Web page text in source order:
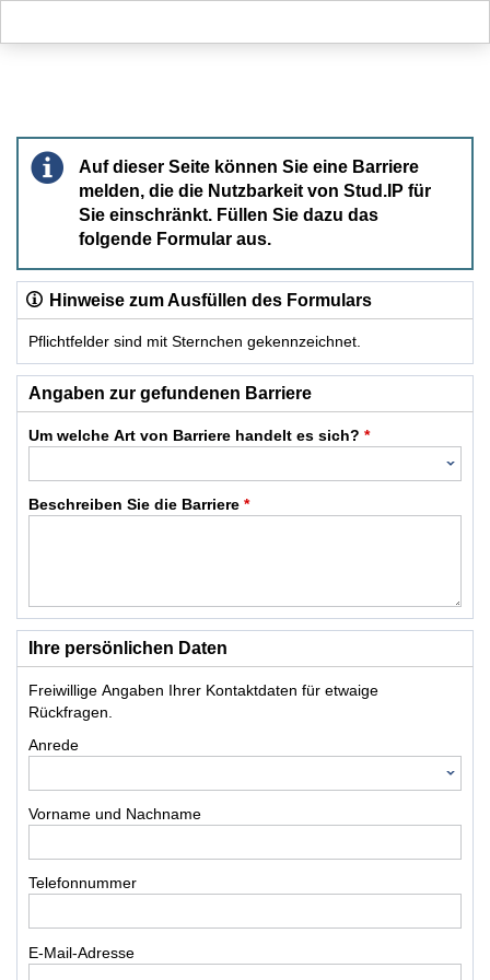
Hauptnavigation
Barriere melden
Auf dieser Seite können Sie eine Barriere
melden, die die Nutzbarkeit von Stud.IP für
Sie einschränkt. Füllen Sie dazu das
folgende Formular aus.
Hinweise zum Ausfüllen des Formulars
Pflichtfelder sind mit Sternchen gekennzeichnet.
Dieses Formular enthält Pflichtfelder.
Angaben zur gefundenen Barriere
Um welche Art von Barriere handelt es sich? *
Beschreiben Sie die Barriere *
Ihre persönlichen Daten
Freiwillige Angaben Ihrer Kontaktdaten für etwaige
Rückfragen.
Anrede
Vorname und Nachname
Telefonnummer
E-Mail-Adresse